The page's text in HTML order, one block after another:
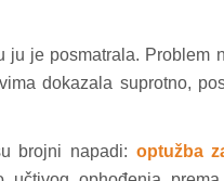
ju je posmatrala.
dokazala suprotno,
brojni napadi: optužba